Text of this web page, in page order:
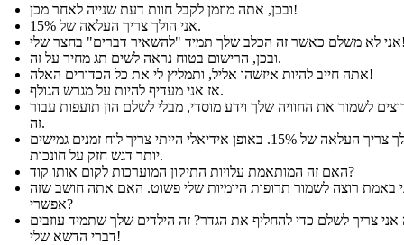
ובכן, אתה מוזמן לקבל חוות דעת שנייה לאחר מכן!
אני הולך צריך העלאה של 15%.
דברים" בחצר שלי!
ובכן, הרישום בטוח נראה לשים תג מחיר על זה.
אתה חייב להיות איזשהו אליל, ותמליץ לי את כל הכדורים האלה!
אז אני מעדיף להיות על מגרש הגולף.
לשמור את החוויה שלך וידע מוסדי, מבלי לשלם הון תועפות עבור
זה.
אני הולך צריך העלאה של 15%. באופן אידיאלי הייתי צריך לוח זמנים גמישים
יותר דגש חזק על חונכות.
האם זה המותאמת עלויות התיקון המוערכות לקום אותו קוד?
באמת רוצה לשמור תרופות היומיות שלי פשוט. האם אתה חושב שזה
אפשרי?
אני צריך לשלם כדי להחליף את הגדר? זה הילדים שלך שתמיד עוזבים
דברי הדשא שלי!